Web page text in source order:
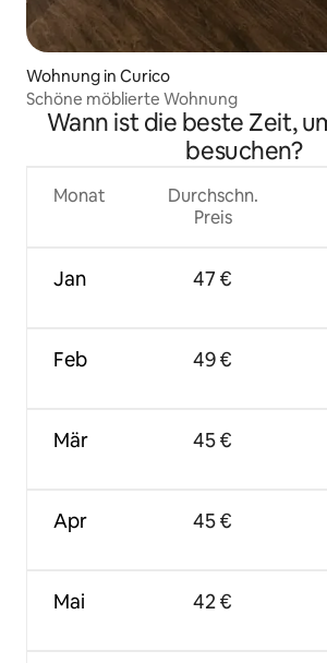
Wohnung in Curico
Schöne möblierte Wohnung
Wann ist die beste Zeit,
besuchen?
Monat
Jan
Feb
Mär
Apr
Mai
Durchschn.
Preis
47 €
49 €
45 €
45 €
42 €